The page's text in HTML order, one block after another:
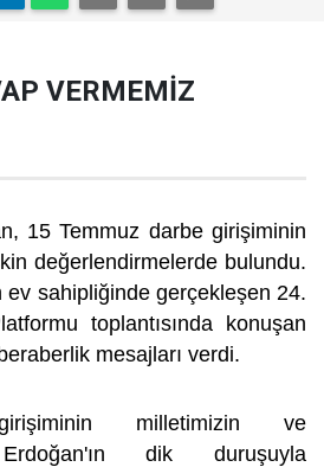
VERMEMİZ
15 Temmuz darbe girişiminin
değerlendirmelerde bulundu.
ev sahipliğinde gerçekleşen 24.
toplantısında konuşan
mesajları verdi.
milletimizin ve
Erdoğan'ın dik duruşuyla